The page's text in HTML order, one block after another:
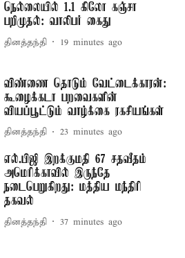
நெல்லையில் 1.1 கிலோ கஞ்சா
பறிமுதல்: வாலிபர் கைது
தினத்தந்தி 19 minutes ago
விண்ணை தொடும் வேட்டைக்காரன்:
கூழைக்கடா பறவைகளின்
வியப்பூட்டும் வாழ்க்கை ரகசியங்கள்
தினத்தந்தி 23 minutes ago
எல்.பிஜி இறக்குமதி 67 சதவீதம்
அமெரிக்காவில் இருந்தே
நடைபெறுகிறது: மத்திய மந்திரி
தகவல்
தினத்தந்தி 37 minutes ago